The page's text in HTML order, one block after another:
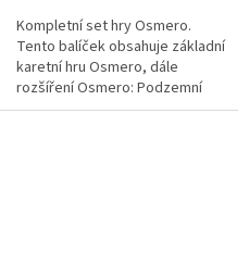
Kompletní set hry Osmero.
Tento balíček obsahuje základní
karetní hru Osmero, dále
rozšíření Osmero: Podzemní
kmeny a rozšíření Osmero: